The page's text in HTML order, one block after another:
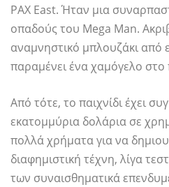
PAX East. Ήταν μια
οπαδούς του Mega Man.
αναμνηστικό μπλουζάκι από
παραμένει ένα χαμόγελο
Από τότε, το παιχνίδι έχει
εκατομμύρια δολάρια σε
πολλά χρήματα για να
διαφημιστική τέχνη, λίγα
των συναισθηματικά